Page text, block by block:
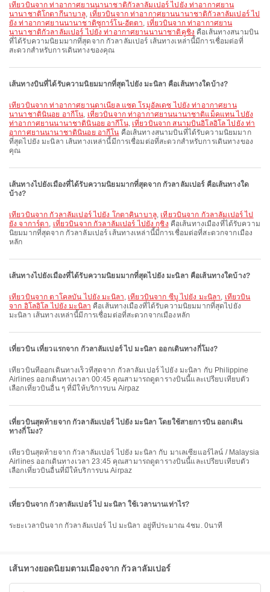
เที่ยวบินจาก ท่าอากาศยานนานาชาติกัวลาลัมเปอร์ ไปยัง ท่าอากาศยาน
นานาชาติโกตากีนาบาลู, เที่ยวบินจาก ท่าอากาศยานนานาชาติกัวลาลัมเปอร์ ไป
ยัง ท่าอากาศยานนานาชาติซูการ์โน-ฮัตตา, เที่ยวบินจาก ท่าอากาศยาน
นานาชาติกัวลาลัมเปอร์ ไปยัง ท่าอากาศยานนานาชาติคูชิง คือเส้นทางสนามบิน
ที่ได้รับความนิยมมากที่สุดจาก กัวลาลัมเปอร์ เส้นทางเหล่านี้มีการเชื่อมต่อที่
สะดวกสำหรับการเดินทางของคุณ
เส้นทางบินที่ได้รับความนิยมมากที่สุดไปยัง มะนิลา คือเส้นทางใดบ้าง?
เที่ยวบินจาก ท่าอากาศยานดาเนียล แซด โรมูอัลเดซ ไปยัง ท่าอากาศยาน
นานาชาตินินอย อากีโน, เที่ยวบินจาก ท่าอากาศยานนานาชาติแม็คแทน ไปยัง
ท่าอากาศยานนานาชาตินินอย อากีโน, เที่ยวบินจาก สนามบินอิโลอิโล ไปยัง ท่า
อากาศยานนานาชาตินินอย อากีโน คือเส้นทางสนามบินที่ได้รับความนิยมมาก
ที่สุดไปยัง มะนิลา เส้นทางเหล่านี้มีการเชื่อมต่อที่สะดวกสำหรับการเดินทางของ
คุณ
เส้นทางไปยังเมืองที่ได้รับความนิยมมากที่สุดจาก กัวลาลัมเปอร์ คือเส้นทางใด
บ้าง?
เที่ยวบินจาก กัวลาลัมเปอร์ ไปยัง โกตาคินาบาลู, เที่ยวบินจาก กัวลาลัมเปอร์ ไป
ยัง จาการ์ตา, เที่ยวบินจาก กัวลาลัมเปอร์ ไปยัง กูชิง คือเส้นทางเมืองที่ได้รับความ
นิยมมากที่สุดจาก กัวลาลัมเปอร์ เส้นทางเหล่านี้มีการเชื่อมต่อที่สะดวกจากเมือง
หลัก
เส้นทางไปยังเมืองที่ได้รับความนิยมมากที่สุดไปยัง มะนิลา คือเส้นทางใดบ้าง?
เที่ยวบินจาก ตาโคลบัน ไปยัง มะนิลา, เที่ยวบินจาก ซีบู ไปยัง มะนิลา, เที่ยวบิน
จาก อิโลอิโล ไปยัง มะนิลา คือเส้นทางเมืองที่ได้รับความนิยมมากที่สุดไปยัง
มะนิลา เส้นทางเหล่านี้มีการเชื่อมต่อที่สะดวกจากเมืองหลัก
เที่ยวบิน เที่ยวแรกจาก กัวลาลัมเปอร์ ไป มะนิลา ออกเดินทางกี่โมง?
เที่ยวบินที่ออกเดินทางเร็วที่สุดจาก กัวลาลัมเปอร์ ไปยัง มะนิลา กับ Philippine
Airlines ออกเดินทางเวลา 00:45 คุณสามารถดูตารางบินนี้และเปรียบเทียบตัว
เลือกเที่ยวบินอื่น ๆ ที่มีให้บริการบน Airpaz
เที่ยวบินสุดท้ายจาก กัวลาลัมเปอร์ ไปยัง มะนิลา โดยใช้สายการบิน ออกเดิน
ทางกี่โมง?
เที่ยวบินสุดท้ายจาก กัวลาลัมเปอร์ ไปยัง มะนิลา กับ มาเลเซียแอร์ไลน์ / Malaysia
Airlines ออกเดินทางเวลา 23:45 คุณสามารถดูตารางบินนี้และเปรียบเทียบตัว
เลือกเที่ยวบินอื่นที่มีให้บริการบน Airpaz
เที่ยวบินจาก กัวลาลัมเปอร์ ไป มะนิลา ใช้เวลานานเท่าไร?
ระยะเวลาบินจาก กัวลาลัมเปอร์ ไป มะนิลา อยู่ที่ประมาณ 4ชม. 0นาที
เส้นทางยอดนิยมตามเมืองจาก กัวลาลัมเปอร์